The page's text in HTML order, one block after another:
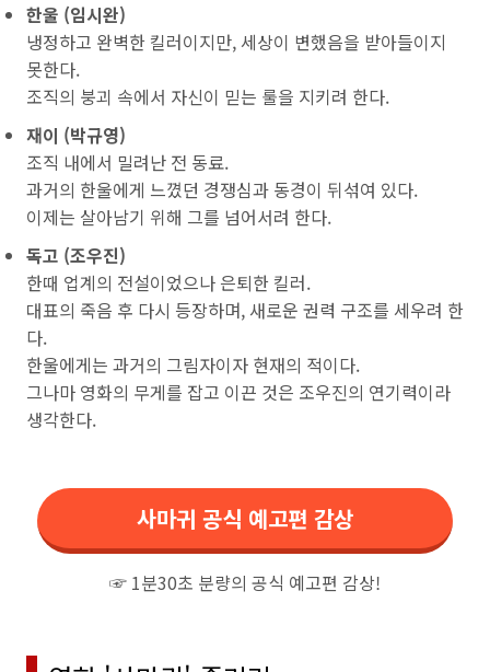
한울 (임시완)
냉정하고 완벽한 킬러이지만, 세상이 변했음을 받아들이지
못한다.
조직의 붕괴 속에서 자신이 믿는 룰을 지키려 한다.
재이 (박규영)
조직 내에서 밀려난 전 동료.
과거의 한울에게 느꼈던 경쟁심과 동경이 뒤섞여 있다.
이제는 살아남기 위해 그를 넘어서려 한다.
독고 (조우진)
한때 업계의 전설이었으나 은퇴한 킬러.
대표의 죽음 후 다시 등장하며, 새로운 권력 구조를 세우려 한
다.
한울에게는 과거의 그림자이자 현재의 적이다.
그나마 영화의 무게를 잡고 이끈 것은 조우진의 연기력이라
생각한다.
사마귀 공식 예고편 감상
☞ 1분30초 분량의 공식 예고편 감상!